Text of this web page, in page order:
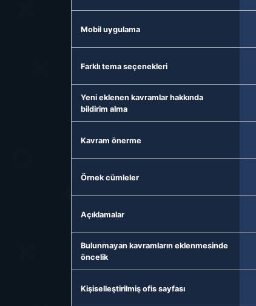
Mobil uygulama
Farklı tema seçenekleri
Yeni eklenen kavramlar hakkında
bildirim alma
Kavram önerme
Örnek cümleler
Açıklamalar
Bulunmayan kavramların eklenmesinde
öncelik
Kişiselleştirilmiş ofis sayfası